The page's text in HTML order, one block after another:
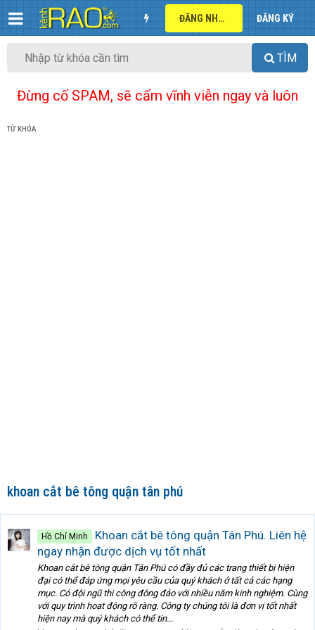
ĐĂNG NHẬP ĐĂNG KÝ
TÌM
Đừng cố SPAM, sẽ cấm vĩnh viễn ngay và luôn
TỪ KHÓA
khoan cắt bê tông quận tân phú
Hồ Chí Minh
Khoan cắt bê tông quận Tân Phú. Liên hệ
ngay nhận được dịch vụ tốt nhất
Khoan cắt bê tông quận Tân Phú có đầy đủ các trang thiết bị hiện
đại có thể đáp ứng mọi yêu cầu của quý khách ở tất cả các hạng
mục. Có đội ngũ thi công đông đảo với nhiều năm kinh nghiệm. Cùng
với quy trình hoạt động rõ ràng. Công ty chúng tôi là đơn vị tốt nhất
hiện nay mà quý khách có thể tin...